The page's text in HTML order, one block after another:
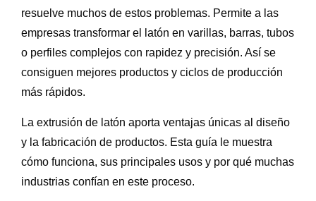
resuelve muchos de estos problemas. Permite a las
empresas transformar el latón en varillas, barras, tubos
o perfiles complejos con rapidez y precisión. Así se
consiguen mejores productos y ciclos de producción
más rápidos.
La extrusión de latón aporta ventajas únicas al diseño
y la fabricación de productos. Esta guía le muestra
cómo funciona, sus principales usos y por qué muchas
industrias confían en este proceso.